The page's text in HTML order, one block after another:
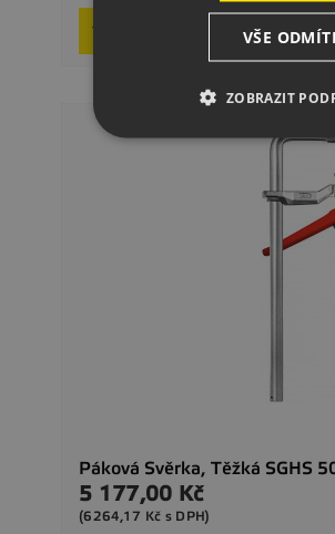
Přidat do
Páková Svěrka, Těžká SGHS
Cena
5 177,00 Kč
(6264,17 Kč s DPH)
VŠE
ZOBRAZIT